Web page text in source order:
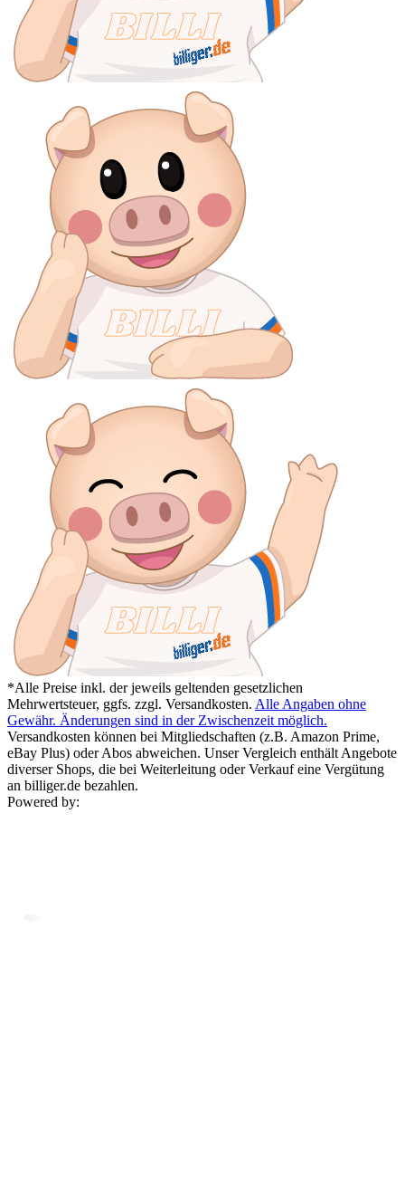
*Alle Preise inkl. der jeweils geltenden gesetzlichen
Mehrwertsteuer, ggfs. zzgl. Versandkosten. Alle Angaben ohne
Gewähr. Änderungen sind in der Zwischenzeit möglich.
Versandkosten können bei Mitgliedschaften (z.B. Amazon Prime,
eBay Plus) oder Abos abweichen. Unser Vergleich enthält Angebote
diverser Shops, die bei Weiterleitung oder Verkauf eine Vergütung
an billiger.de bezahlen.
Powered by: